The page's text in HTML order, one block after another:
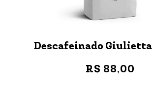
Descafeinado
R$ 88,00